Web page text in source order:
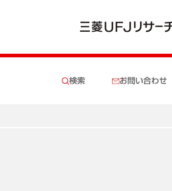
検索 お問い合わせ